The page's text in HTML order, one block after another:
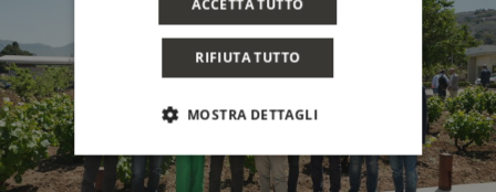
ACCETTA TUTTO
RIFIUTA TUTTO
MOSTRA DETTAGLI